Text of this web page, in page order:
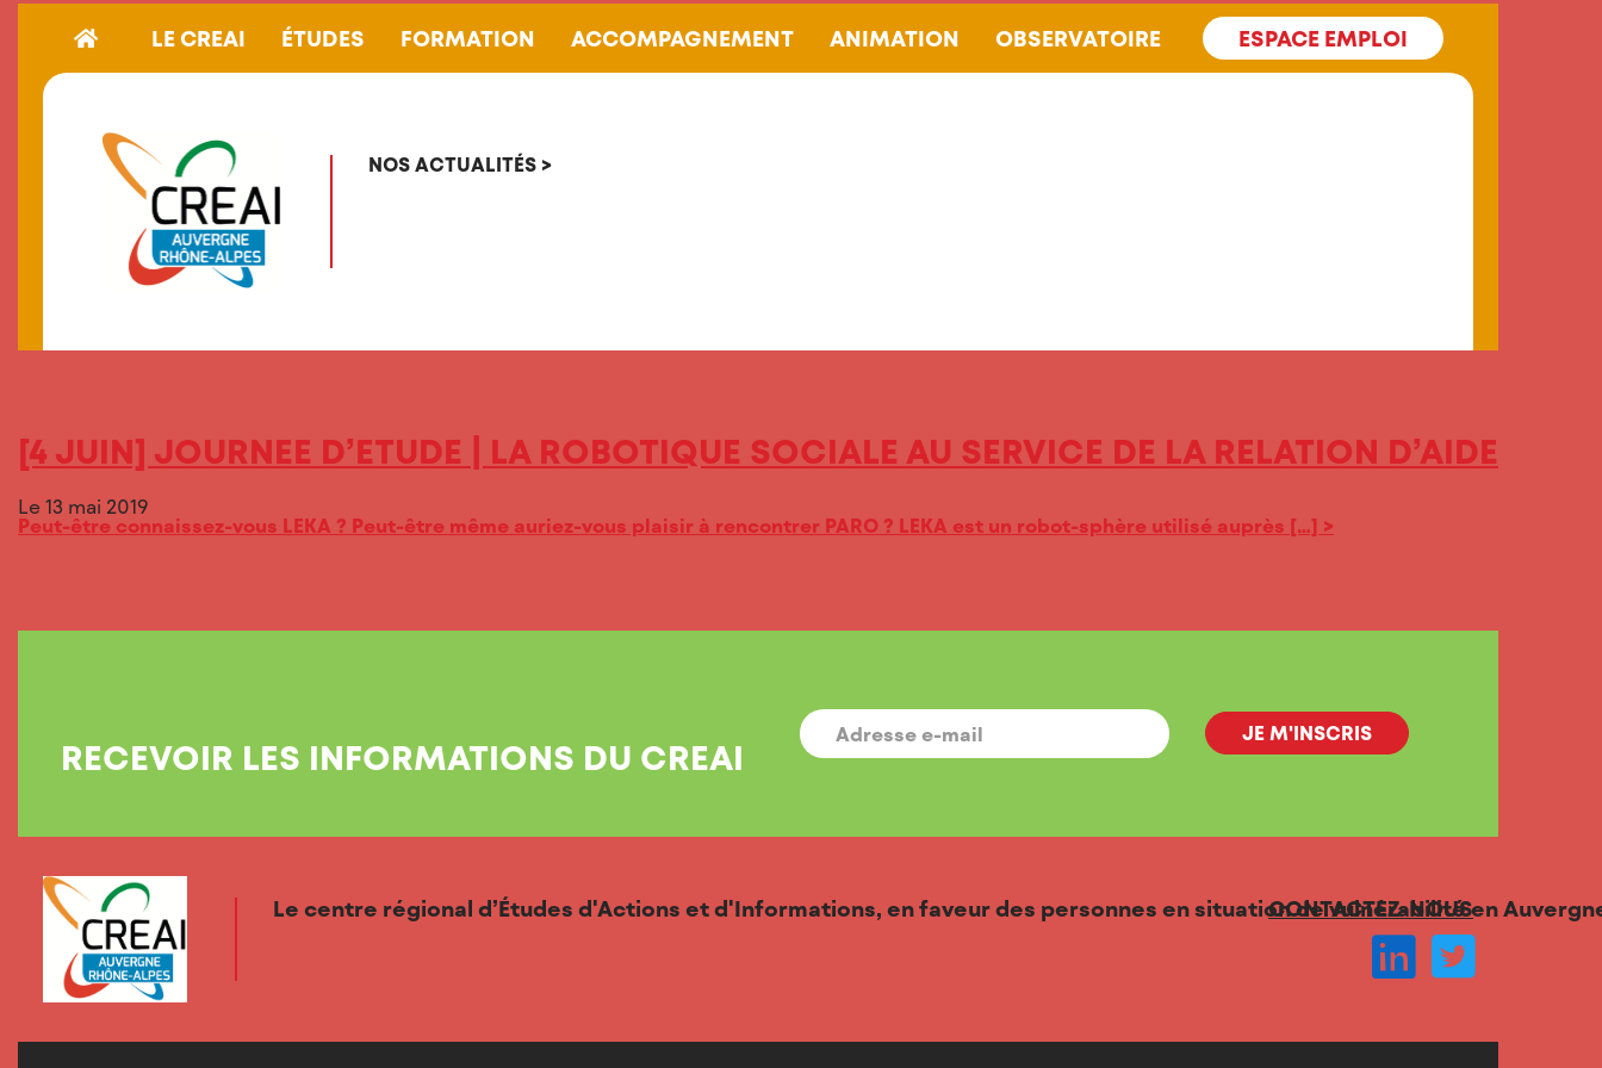
LE CREAI ÉTUDES FORMATION ACCOMPAGNEMENT ANIMATION OBSERVATOIRE ESPACE EMPLOI
NOS ACTUALITÉS >
[4 JUIN] JOURNEE D’ETUDE | LA ROBOTIQUE SOCIALE AU SERVICE DE LA RELATION D’AIDE
Le 13 mai 2019
Peut-être connaissez-vous LEKA ? Peut-être même auriez-vous plaisir à rencontrer PARO ? LEKA est un robot-sphère utilisé auprès […] >
RECEVOIR LES INFORMATIONS DU CREAI
E-MAIL
Le centre régional d’Études d'Actions et d'Informations, en faveur des personnes en situation de vulnérabilité en
CONTACTEZ-NOUS